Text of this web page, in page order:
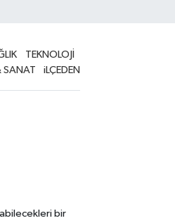
TEKNOLOJİ
SANAT
iLÇEDEN
bir